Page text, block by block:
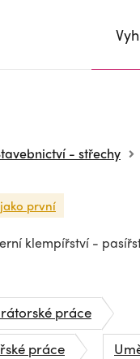
- střechy
první
klempířství -
práce
práce